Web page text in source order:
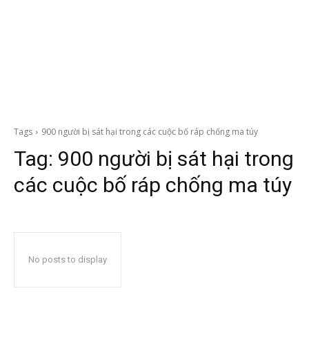
Tags 900 người bị sát hại trong các cuộc bố ráp chống ma túy
Tag: 900 người bị sát hại trong
các cuộc bố ráp chống ma túy
No posts to display